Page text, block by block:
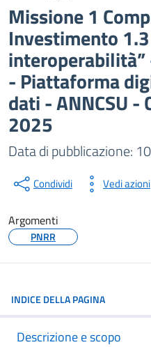
Missione 1
Investimento
- Piattaforma
dati - ANNCSU -
2025
Data di pubblicazione:
Dettagli della
Condividi Vedi azioni
Argomenti
PNRR
INDICE DELLA PAGINA
Descrizione e scopo